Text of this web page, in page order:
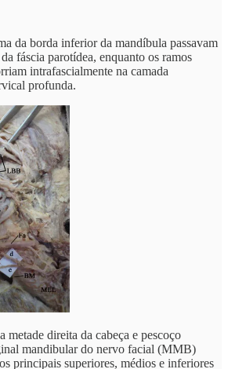
da borda inferior da mandíbula passavam
fáscia parotídea, enquanto os ramos
intrafascialmente na camada
profunda.
metade direita da cabeça e pescoço
mandibular do nervo facial (MMB)
principais superiores, médios e inferiores